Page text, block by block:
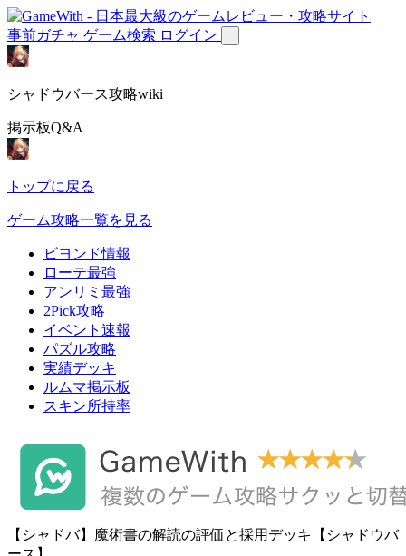
事前ガチャ ゲーム検索 ログイン
シャドウバース攻略wiki
掲示板Q&A
トップに戻る
ゲーム攻略一覧を見る
ビヨンド情報
ローテ最強
アンリミ最強
2Pick攻略
イベント速報
パズル攻略
実績デッキ
ルムマ掲示板
スキン所持率
【シャドバ】魔術書の解読の評価と採用デッキ【シャドウバ